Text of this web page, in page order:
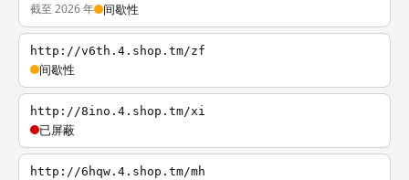
截至 2026 年 间歇性
http://v6th.4.shop.tm/zf
间歇性
http://8ino.4.shop.tm/xi
已屏蔽
http://6hqw.4.shop.tm/mh